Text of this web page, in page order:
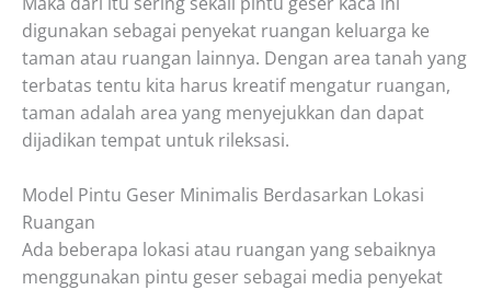
digunakan sebagai penyekat ruangan keluarga ke
taman atau ruangan lainnya. Dengan area tanah yang
terbatas tentu kita harus kreatif mengatur ruangan,
taman adalah area yang menyejukkan dan dapat
dijadikan tempat untuk rileksasi.
Model Pintu Geser Minimalis Berdasarkan Lokasi
Ruangan
Ada beberapa lokasi atau ruangan yang sebaiknya
menggunakan pintu geser sebagai media penyekat